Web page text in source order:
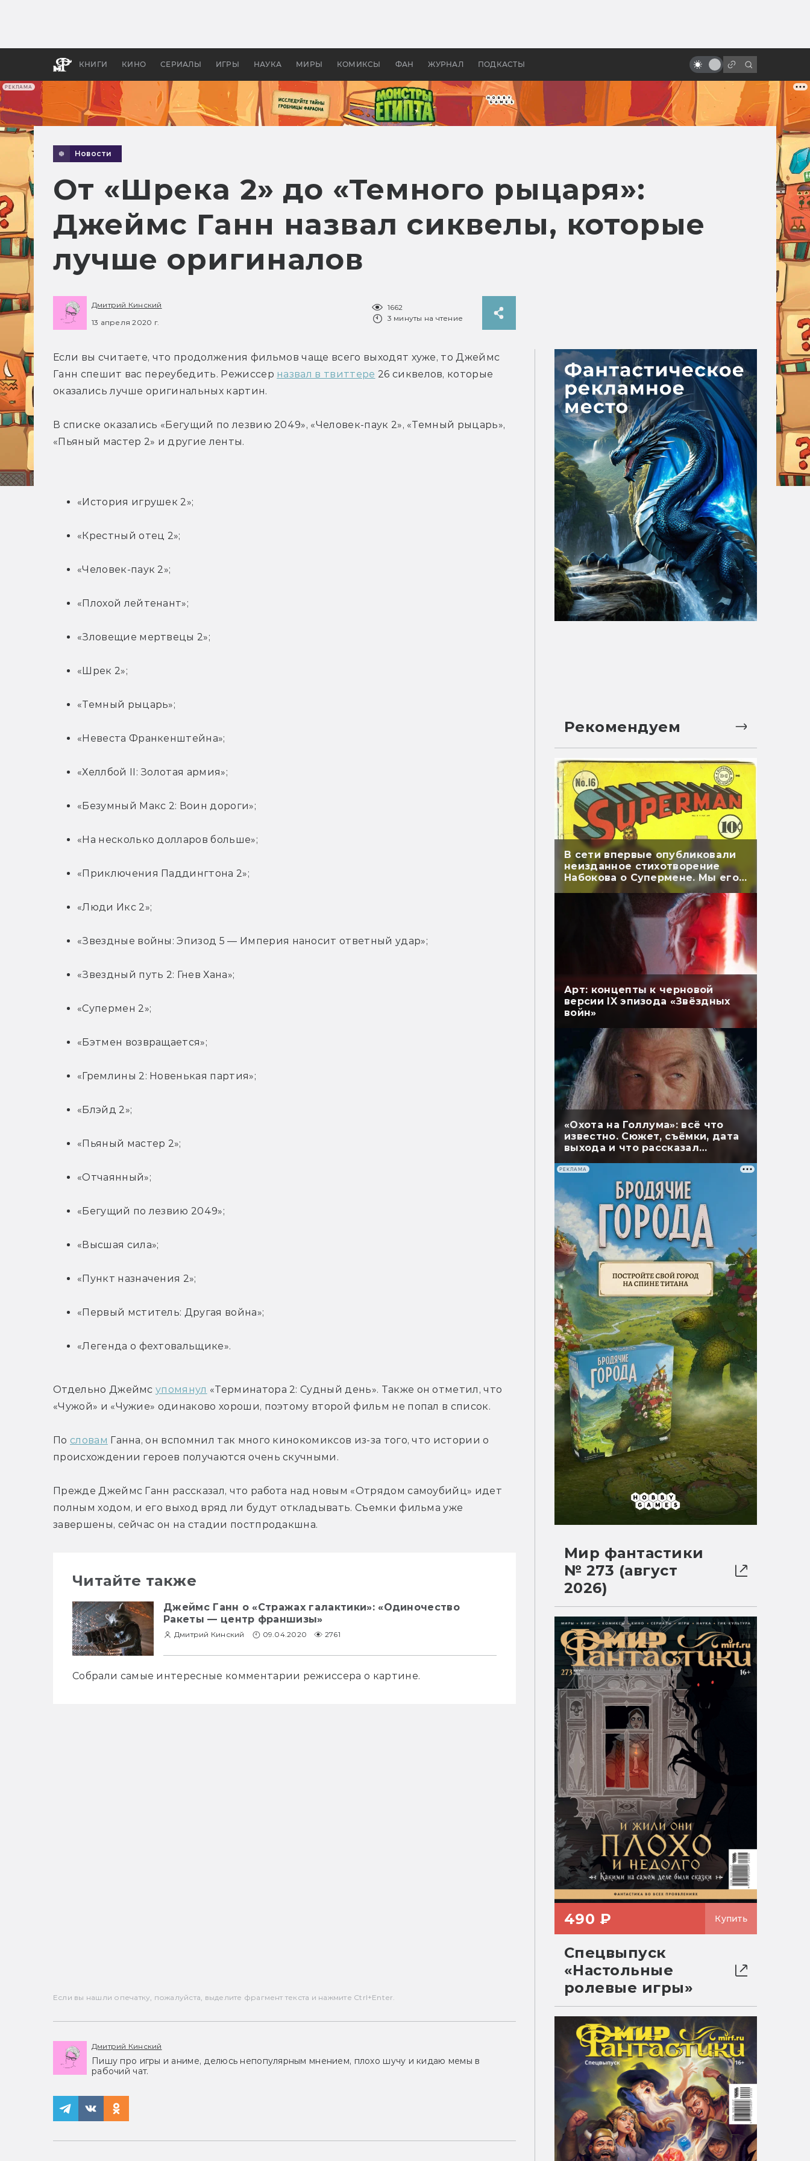
РЕКЛАМА
КНИГИ КИНО СЕРИАЛЫ ИГРЫ НАУКА МИРЫ КОМИКСЫ ФАН ЖУРНАЛ ПОДКАСТЫ
апокалипсис, в России —
бы «Властелина колец»
создания «Донни Дарко»
Новости
От «Шрека 2» до «Темного рыцаря»:
Джеймс Ганн назвал сиквелы, которые
лучше оригиналов
Дмитрий Кинский
13 апреля 2020 г.
1662
3 минуты на чтение
Если вы считаете, что продолжения фильмов чаще всего выходят хуже, то Джеймс
Ганн спешит вас переубедить. Режиссер назвал в твиттере 26 сиквелов, которые
оказались лучше оригинальных картин.
В списке оказались «Бегущий по лезвию 2049», «Человек-паук 2», «Темный рыцарь»,
«Пьяный мастер 2» и другие ленты.
«История игрушек 2»;
«Крестный отец 2»;
«Человек-паук 2»;
«Плохой лейтенант»;
«Зловещие мертвецы 2»;
«Шрек 2»;
«Темный рыцарь»;
«Невеста Франкенштейна»;
«Хеллбой II: Золотая армия»;
«Безумный Макс 2: Воин дороги»;
«На несколько долларов больше»;
«Приключения Паддингтона 2»;
«Люди Икс 2»;
«Звездные войны: Эпизод 5 — Империя наносит ответный удар»;
«Звездный путь 2: Гнев Хана»;
«Супермен 2»;
«Бэтмен возвращается»;
«Гремлины 2: Новенькая партия»;
«Блэйд 2»;
«Пьяный мастер 2»;
«Отчаянный»;
«Бегущий по лезвию 2049»;
«Высшая сила»;
«Пункт назначения 2»;
«Первый мститель: Другая война»;
«Легенда о фехтовальщике».
Отдельно Джеймс упомянул «Терминатора 2: Судный день». Также он отметил, что
«Чужой» и «Чужие» одинаково хороши, поэтому второй фильм не попал в список.
По словам Ганна, он вспомнил так много кинокомиксов из-за того, что истории о
происхождении героев получаются очень скучными.
Прежде Джеймс Ганн рассказал, что работа над новым «Отрядом самоубийц» идет
полным ходом, и его выход вряд ли будут откладывать. Съемки фильма уже
завершены, сейчас он на стадии постпродакшна.
Читайте также
Джеймс Ганн о «Стражах галактики»: «Одиночество
Ракеты — центр франшизы»
Дмитрий Кинский 09.04.2020 2761
Собрали самые интересные комментарии режиссера о картине.
Если вы нашли опечатку, пожалуйста, выделите фрагмент текста и нажмите Ctrl+Enter.
Дмитрий Кинский
Пишу про игры и аниме, делюсь непопулярным мнением, плохо шучу и кидаю мемы в
рабочий чат.
Рекомендуем
В сети впервые опубликовали
неизданное стихотворение
Набокова о Супермене. Мы его
перевели
Арт: концепты к черновой
версии IX эпизода «Звёздных
войн»
«Охота на Голлума»: всё что
известно. Сюжет, съёмки, дата
выхода и что рассказал
РЕКЛАМА
Мир фантастики
№ 273 (август
2026)
490 ₽ Купить
Спецвыпуск
«Настольные
ролевые игры»